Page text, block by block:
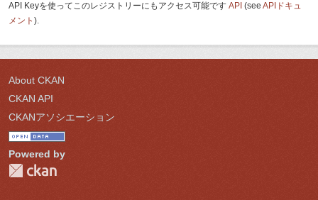
API Keyを使ってこのレジストリーにもアクセス可能です API (see APIドキュ
メント ).
About CKAN
CKAN API
CKANアソシエーション
Powered by